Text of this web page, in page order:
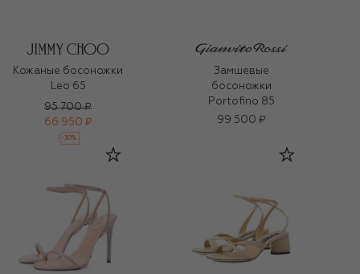
Кожаные босоножки
Leo 65
95 700 ₽
66 950 ₽
-30%
Замшевые
босоножки
Portofino 85
99 500 ₽